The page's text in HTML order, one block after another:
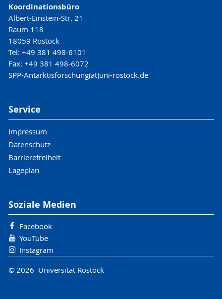
Koordinationsbüro
Albert-Einstein-Str. 21
Raum 118
18059 Rostock
Tel: +49 381 498-6101
Fax: +49 381 498-6072
SPP-Antarktisforschung(at)uni-rostock.de
Service
Impressum
Datenschutz
Barrierefreiheit
Lageplan
Soziale Medien
Facebook
YouTube
Instagram
© 2026 Universität Rostock